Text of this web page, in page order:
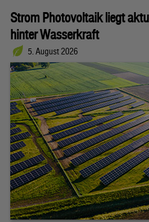
Strom Photovoltaik liegt
hinter Wasserkraft
5. August 2026